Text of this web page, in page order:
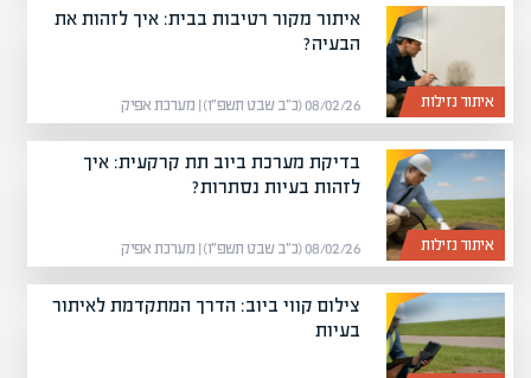
איתור נזילות
איתור מקור רטיבות בבית: איך לזהות את
הבעיה?
08/02/26 (כ״ב שבט תשפ״ו) | מערכת אפיק
איתור נזילות
בדיקת מערכת ביוב תת קרקעית: איך
לזהות בעיות נסתרות?
08/02/26 (כ״ב שבט תשפ״ו) | מערכת אפיק
צילום קווי ביוב: הדרך המתקדמת לאיתור
בעיות